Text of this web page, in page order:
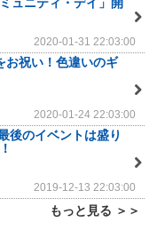
ュニティ・デイ」開
2020-01-31 22:03:00
お祝い！色違いのギ
2020-01-24 22:03:00
後のイベントは盛り
2019-12-13 22:03:00
もっと見る ＞＞